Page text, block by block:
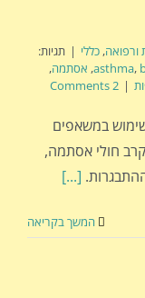
ורפואה, כללי | תגיות:
asthma,
, אסתמה,
|
2 Comments
במשאפים
חולי אסתמה,
[...]
המשך בקריאה